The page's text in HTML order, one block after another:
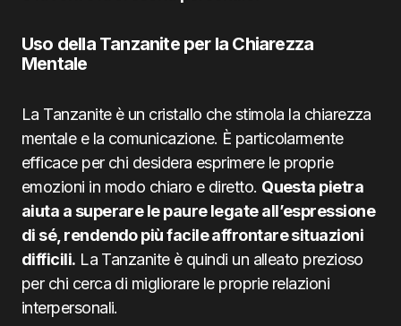
Uso della Tanzanite per la Chiarezza
Mentale
La Tanzanite è un cristallo che stimola la chiarezza
mentale e la comunicazione. È particolarmente
efficace per chi desidera esprimere le proprie
emozioni in modo chiaro e diretto. Questa pietra
aiuta a superare le paure legate all’espressione
di sé, rendendo più facile affrontare situazioni
difficili. La Tanzanite è quindi un alleato prezioso
per chi cerca di migliorare le proprie relazioni
interpersonali.